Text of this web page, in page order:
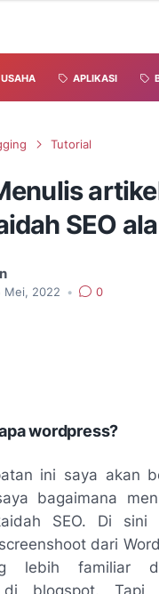
APLIKASI
Tutorial
SEO
Mei, 2022 •
0
wordpress?
ini saya akan
bagaimana
SEO. Di sini
dari
lebih familiar
di blogspot. Tapi